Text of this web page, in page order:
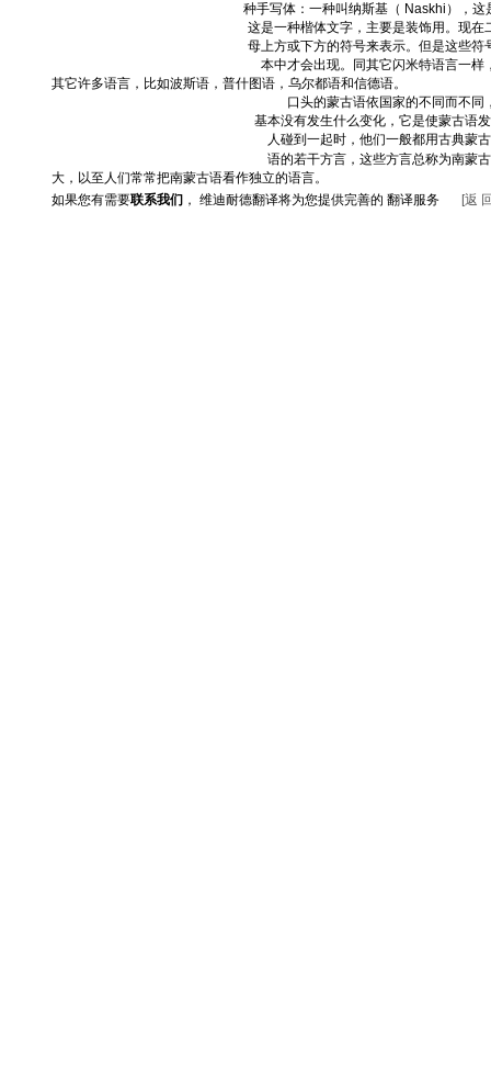
种手写体：一种叫纳斯基（ Naskhi ），这
这是一种楷体文字，主要是装饰用。现
母上方或下方的符号来表示。但是这些
本中才会出现。同其它闪米特语言一
其它许多语言，比如波斯语，普什图语，乌尔都语和信德语。
口头的蒙古语依国家的不同而不同
基本没有发生什么变化，它是使蒙古语
人碰到一起时，他们一般都用古典蒙
语的若干方言，这些方言总称为南蒙
大，以至人们常常把南蒙古语看作独立的语言。
如果您有需要联系我们 ， 维迪耐德翻译将为您提供完善的 翻译服务 [返